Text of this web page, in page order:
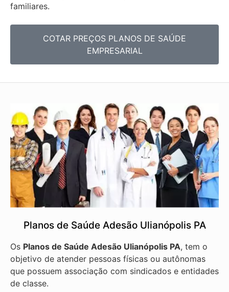
familiares.
COTAR PREÇOS PLANOS DE SAÚDE
EMPRESARIAL
Planos de Saúde Adesão Ulianópolis PA
Os Planos de Saúde Adesão Ulianópolis PA, tem o
objetivo de atender pessoas físicas ou autônomas
que possuem associação com sindicados e entidades
de classe.